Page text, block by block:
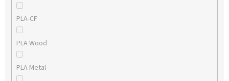
PLA-CF
PLA Wood
PLA Metal